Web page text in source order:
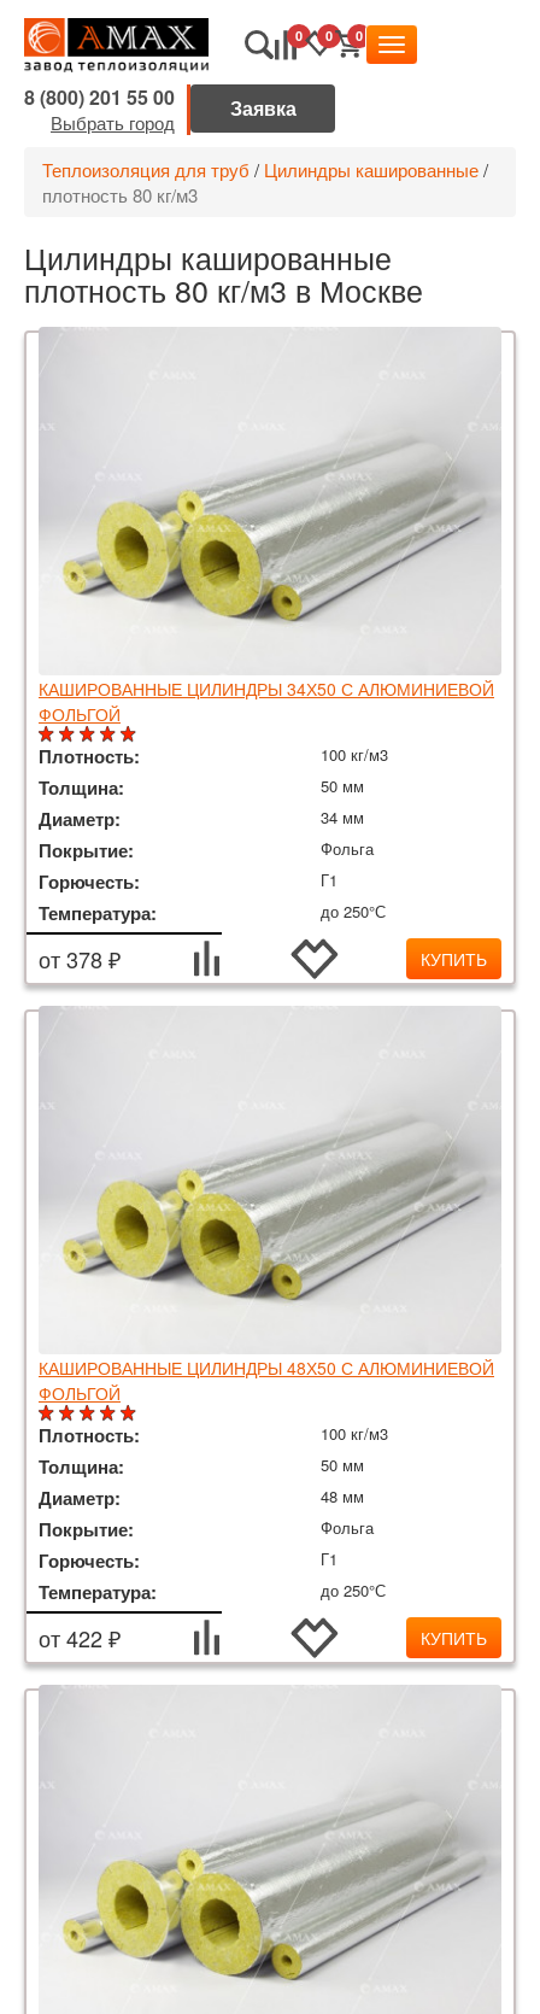
0 0 0
8 (800) 201 55 00
Выбрать город
Теплоизоляция для труб / Цилиндры кашированные/
плотность 80 кг/м3
Цилиндры кашированные
плотность 80 кг/м3 в Москве
КАШИРОВАННЫЕ ЦИЛИНДРЫ 34Х50 С АЛЮМИНИЕВОЙ
ФОЛЬГОЙ
Плотность: 100 кг/м3
Толщина: 50 мм
Диаметр: 34 мм
Покрытие: Фольга
Горючесть: Г1
Температура: до 250°С
от 378 ₽ КУПИТЬ
КАШИРОВАННЫЕ ЦИЛИНДРЫ 48Х50 С АЛЮМИНИЕВОЙ
ФОЛЬГОЙ
Плотность: 100 кг/м3
Толщина: 50 мм
Диаметр: 48 мм
Покрытие: Фольга
Горючесть: Г1
Температура: до 250°С
от 422 ₽ КУПИТЬ